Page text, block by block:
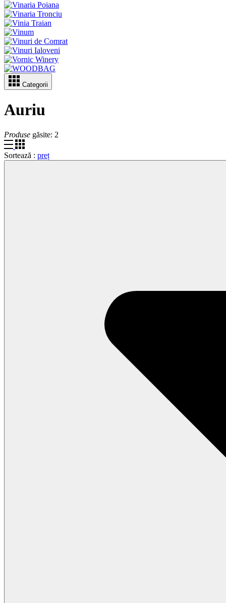
Categorii
Auriu
Produse găsite: 2
Sortează : preț